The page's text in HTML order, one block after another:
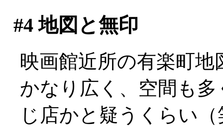
#4地図と無印
映画館近所の有楽町
かなり広く、空間も
じ店かと疑うくらい（